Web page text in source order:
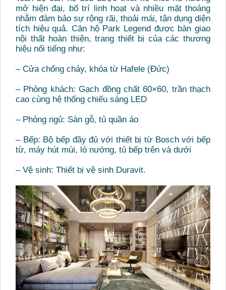
mở hiện đại, bố trí linh hoạt và nhiều mặt thoáng
nhằm đảm bảo sự rộng rãi, thoải mái, tận dụng diện
tích hiệu quả. Căn hộ Park Legend được bàn giao
nội thất hoàn thiện, trang thiết bị của các thương
hiệu nổi tiếng như:
– Cửa chống cháy, khóa từ Hafele (Đức)
– Phòng khách: Gạch đồng chất 60×60, trần thạch
cao cùng hệ thống chiếu sáng LED
– Phòng ngủ: Sàn gỗ, tủ quần áo
– Bếp: Bộ bếp đầy đủ với thiết bị từ Bosch với bếp
từ, máy hút mùi, lò nướng, tủ bếp trên và dưới
– Vệ sinh: Thiết bị vệ sinh Duravit.